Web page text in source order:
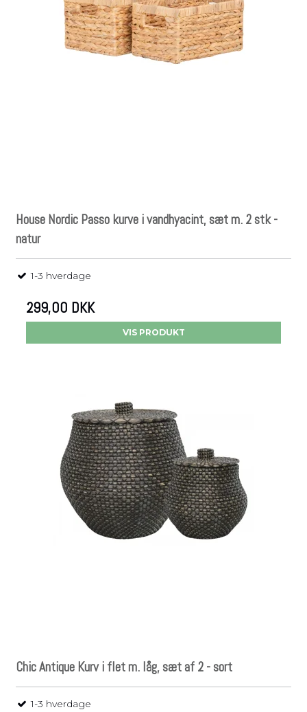
House Nordic Passo kurve i vandhyacint, sæt m. 2 stk -
natur
1-3 hverdage
299,00 DKK
VIS PRODUKT
Chic Antique Kurv i flet m. låg, sæt af 2 - sort
1-3 hverdage